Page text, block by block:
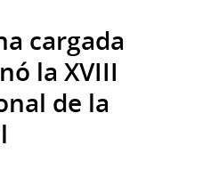
cargada
la XVIII
de la